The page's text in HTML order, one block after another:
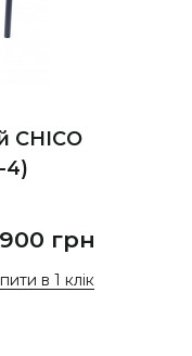
CHICO
4)
900 грн
в 1 клік